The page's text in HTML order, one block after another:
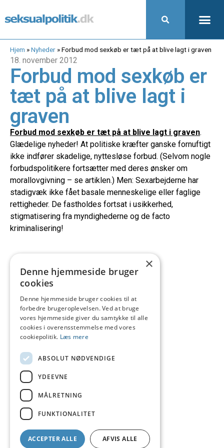
Hjem »Nyheder »Forbud mod sexkøb er tæt på at blive lagt i graven
18. november 2012
Forbud mod sexkøb er
tæt på at blive lagt i
graven
Forbud mod sexkøb er tæt på at blive lagt i graven.
Glædelige nyheder! At politiske kræfter ganske fornuftigt
ikke indfører skadelige, nyttesløse forbud. (Selvom nogle
forbudspolitikere fortsætter med deres ønsker om
morallovgivning – se artiklen.) Men: Sexarbejderne har
stadigvæk ikke fået basale menneskelige eller faglige
rettigheder. De fastholdes fortsat i usikkerhed,
stigmatisering fra myndighederne og de facto
kriminalisering!
×
Denne hjemmeside bruger
cookies
Denne hjemmeside bruger cookies til at
forbedre brugeroplevelsen. Ved at bruge
vores hjemmeside giver du samtykke til alle
cookies i overensstemmelse med vores
cookiepolitik. Læs mere
ABSOLUT NØDVENDIGE
YDEEVNE
MÅLRETNING
FUNKTIONALITET
ACCEPTER ALLE AFVIS ALLE